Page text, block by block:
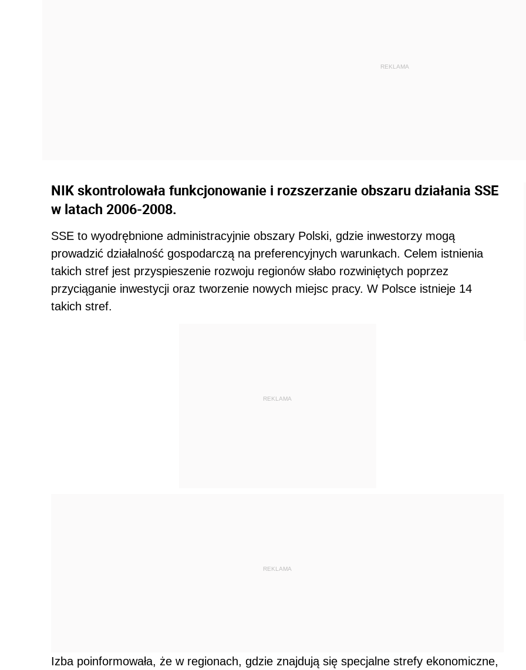
NIK skontrolowała funkcjonowanie i rozszerzanie obszaru działania SSE
w latach 2006-2008.
SSE to wyodrębnione administracyjnie obszary Polski, gdzie inwestorzy mogą
prowadzić działalność gospodarczą na preferencyjnych warunkach. Celem istnienia
takich stref jest przyspieszenie rozwoju regionów słabo rozwiniętych poprzez
przyciąganie inwestycji oraz tworzenie nowych miejsc pracy. W Polsce istnieje 14
takich stref.
REKLAMA
REKLAMA
Izba poinformowała, że w regionach, gdzie znajdują się specjalne strefy ekonomiczne,